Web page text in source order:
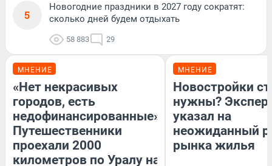
5
Новогодние праздники в 2027 году сократят:
сколько дней будем отдыхать
58 883 29
МНЕНИЕ
«Нет некрасивых
городов, есть
недофинансированные».
Путешественники
проехали 2000
километров по Уралу на
МНЕНИЕ
Новостройки
нужны?
указал на
неожиданный
рынка жилья